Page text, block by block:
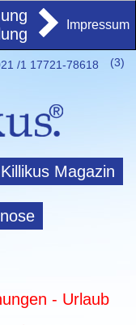
Impressum
(3)
/1 17721-78618
Killikus Magazin
- Urlaub